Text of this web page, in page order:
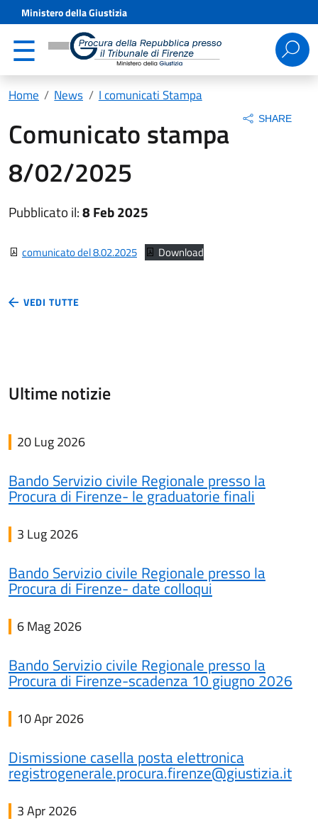
Ministero della Giustizia
Ricerca
per:
Home News I comunicati Stampa
Comunicato stampa
8/02/2025
SHARE
Pubblicato il:8 Feb 2025
comunicato del 8.02.2025 Download
VEDI TUTTE
Ultime notizie
20 Lug 2026
Bando Servizio civile Regionale presso la
Procura di Firenze- le graduatorie finali
3 Lug 2026
Bando Servizio civile Regionale presso la
Procura di Firenze- date colloqui
6 Mag 2026
Bando Servizio civile Regionale presso la
Procura di Firenze-scadenza 10 giugno 2026
10 Apr 2026
Dismissione casella posta elettronica
registrogenerale.procura.firenze@giustizia.it
3 Apr 2026